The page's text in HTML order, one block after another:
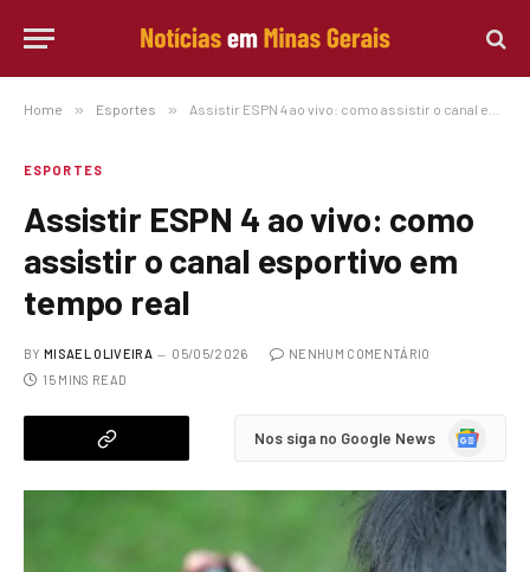
Home » Esportes » Assistir ESPN 4 ao vivo: como assistir o canal esportivo em tempo real
ESPORTES
Assistir ESPN 4 ao vivo: como
assistir o canal esportivo em
tempo real
BY MISAEL OLIVEIRA 05/05/2026
NENHUM COMENTÁRIO
15 MINS READ
Nos siga no Google News
Google